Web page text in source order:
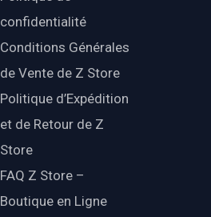
confidentialité
Conditions Générales
de Vente de Z Store
Politique d’Expédition
et de Retour de Z
Store
FAQ Z Store –
Boutique en Ligne